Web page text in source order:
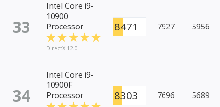
33
Intel Core i9-
10900
Processor
DirectX 12.0
8471 7927 5956
34
Intel Core i9-
10900F
Processor
8303 7696 5689